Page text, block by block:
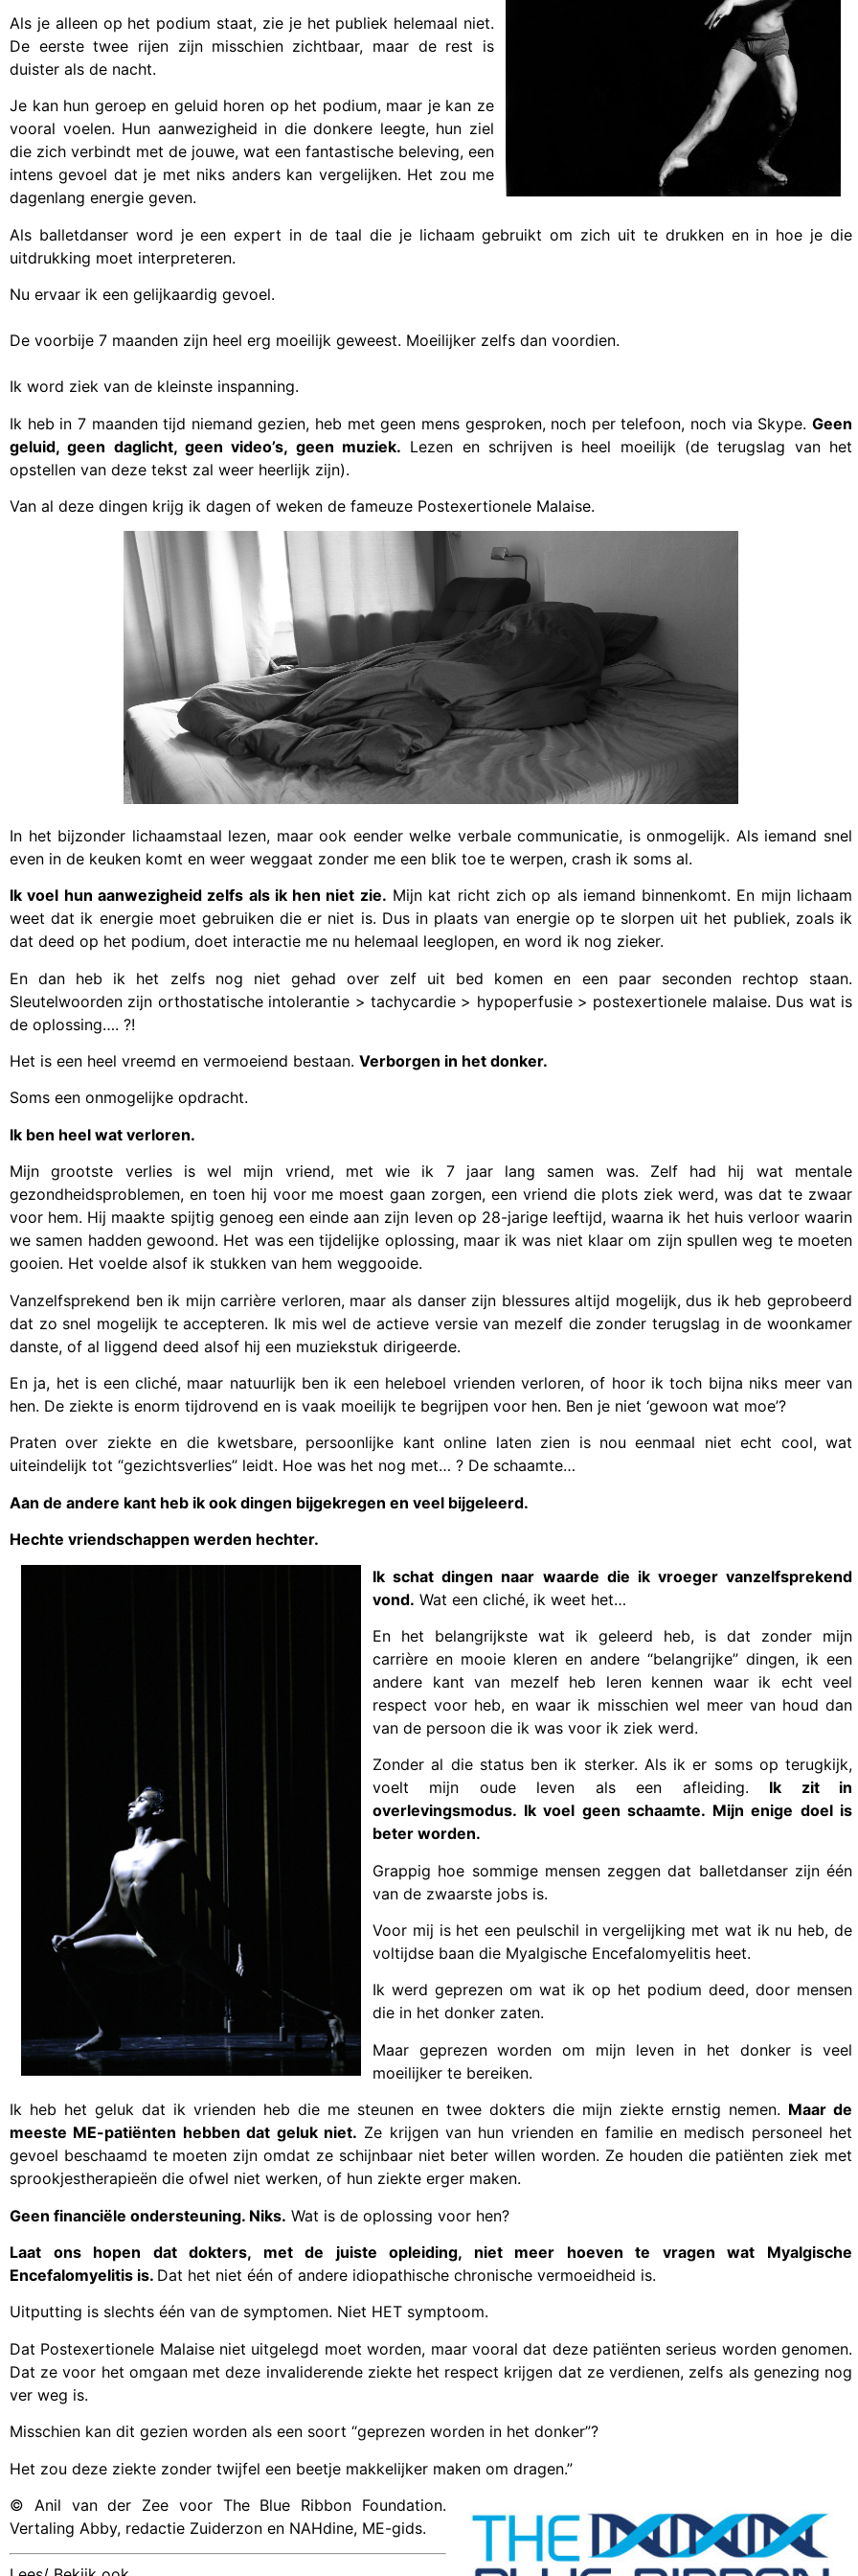
Als je alleen op het podium staat, zie je het publiek helemaal niet.
De eerste twee rijen zijn misschien zichtbaar, maar de rest is
duister als de nacht.
Je kan hun geroep en geluid horen op het podium, maar je kan ze
vooral voelen. Hun aanwezigheid in die donkere leegte, hun ziel
die zich verbindt met de jouwe, wat een fantastische beleving, een
intens gevoel dat je met niks anders kan vergelijken. Het zou me
dagenlang energie geven.
Als balletdanser word je een expert in de taal die je lichaam gebruikt om zich uit te drukken en in hoe je die
uitdrukking moet interpreteren.
Nu ervaar ik een gelijkaardig gevoel.
De voorbije 7 maanden zijn heel erg moeilijk geweest. Moeilijker zelfs dan voordien.
Ik word ziek van de kleinste inspanning.
Ik heb in 7 maanden tijd niemand gezien, heb met geen mens gesproken, noch per telefoon, noch via Skype. Geen
geluid, geen daglicht, geen video’s, geen muziek. Lezen en schrijven is heel moeilijk (de terugslag van het
opstellen van deze tekst zal weer heerlijk zijn).
Van al deze dingen krijg ik dagen of weken de fameuze Postexertionele Malaise.
In het bijzonder lichaamstaal lezen, maar ook eender welke verbale communicatie, is onmogelijk. Als iemand snel
even in de keuken komt en weer weggaat zonder me een blik toe te werpen, crash ik soms al.
Ik voel hun aanwezigheid zelfs als ik hen niet zie. Mijn kat richt zich op als iemand binnenkomt. En mijn lichaam
weet dat ik energie moet gebruiken die er niet is. Dus in plaats van energie op te slorpen uit het publiek, zoals ik
dat deed op het podium, doet interactie me nu helemaal leeglopen, en word ik nog zieker.
En dan heb ik het zelfs nog niet gehad over zelf uit bed komen en een paar seconden rechtop staan.
Sleutelwoorden zijn orthostatische intolerantie > tachycardie > hypoperfusie > postexertionele malaise. Dus wat is
de oplossing…. ?!
Het is een heel vreemd en vermoeiend bestaan. Verborgen in het donker.
Soms een onmogelijke opdracht.
Ik ben heel wat verloren.
Mijn grootste verlies is wel mijn vriend, met wie ik 7 jaar lang samen was. Zelf had hij wat mentale
gezondheidsproblemen, en toen hij voor me moest gaan zorgen, een vriend die plots ziek werd, was dat te zwaar
voor hem. Hij maakte spijtig genoeg een einde aan zijn leven op 28-jarige leeftijd, waarna ik het huis verloor waarin
we samen hadden gewoond. Het was een tijdelijke oplossing, maar ik was niet klaar om zijn spullen weg te moeten
gooien. Het voelde alsof ik stukken van hem weggooide.
Vanzelfsprekend ben ik mijn carrière verloren, maar als danser zijn blessures altijd mogelijk, dus ik heb geprobeerd
dat zo snel mogelijk te accepteren. Ik mis wel de actieve versie van mezelf die zonder terugslag in de woonkamer
danste, of al liggend deed alsof hij een muziekstuk dirigeerde.
En ja, het is een cliché, maar natuurlijk ben ik een heleboel vrienden verloren, of hoor ik toch bijna niks meer van
hen. De ziekte is enorm tijdrovend en is vaak moeilijk te begrijpen voor hen. Ben je niet ‘gewoon wat moe’?
Praten over ziekte en die kwetsbare, persoonlijke kant online laten zien is nou eenmaal niet echt cool, wat
uiteindelijk tot “gezichtsverlies” leidt. Hoe was het nog met… ? De schaamte…
Aan de andere kant heb ik ook dingen bijgekregen en veel bijgeleerd.
Hechte vriendschappen werden hechter.
Ik schat dingen naar waarde die ik vroeger vanzelfsprekend
vond. Wat een cliché, ik weet het…
En het belangrijkste wat ik geleerd heb, is dat zonder mijn
carrière en mooie kleren en andere “belangrijke” dingen, ik een
andere kant van mezelf heb leren kennen waar ik echt veel
respect voor heb, en waar ik misschien wel meer van houd dan
van de persoon die ik was voor ik ziek werd.
Zonder al die status ben ik sterker. Als ik er soms op terugkijk,
voelt mijn oude leven als een afleiding. Ik zit in
overlevingsmodus. Ik voel geen schaamte. Mijn enige doel is
beter worden.
Grappig hoe sommige mensen zeggen dat balletdanser zijn één
van de zwaarste jobs is.
Voor mij is het een peulschil in vergelijking met wat ik nu heb, de
voltijdse baan die Myalgische Encefalomyelitis heet.
Ik werd geprezen om wat ik op het podium deed, door mensen
die in het donker zaten.
Maar geprezen worden om mijn leven in het donker is veel
moeilijker te bereiken.
Ik heb het geluk dat ik vrienden heb die me steunen en twee dokters die mijn ziekte ernstig nemen. Maar de
meeste ME-patiënten hebben dat geluk niet. Ze krijgen van hun vrienden en familie en medisch personeel het
gevoel beschaamd te moeten zijn omdat ze schijnbaar niet beter willen worden. Ze houden die patiënten ziek met
sprookjestherapieën die ofwel niet werken, of hun ziekte erger maken.
Geen financiële ondersteuning. Niks. Wat is de oplossing voor hen?
Laat ons hopen dat dokters, met de juiste opleiding, niet meer hoeven te vragen wat Myalgische
Encefalomyelitis is. Dat het niet één of andere idiopathische chronische vermoeidheid is.
Uitputting is slechts één van de symptomen. Niet HET symptoom.
Dat Postexertionele Malaise niet uitgelegd moet worden, maar vooral dat deze patiënten serieus worden genomen.
Dat ze voor het omgaan met deze invaliderende ziekte het respect krijgen dat ze verdienen, zelfs als genezing nog
ver weg is.
Misschien kan dit gezien worden als een soort “geprezen worden in het donker”?
Het zou deze ziekte zonder twijfel een beetje makkelijker maken om dragen.”
© Anil van der Zee voor The Blue Ribbon Foundation.
Vertaling Abby, redactie Zuiderzon en NAHdine, ME-gids.